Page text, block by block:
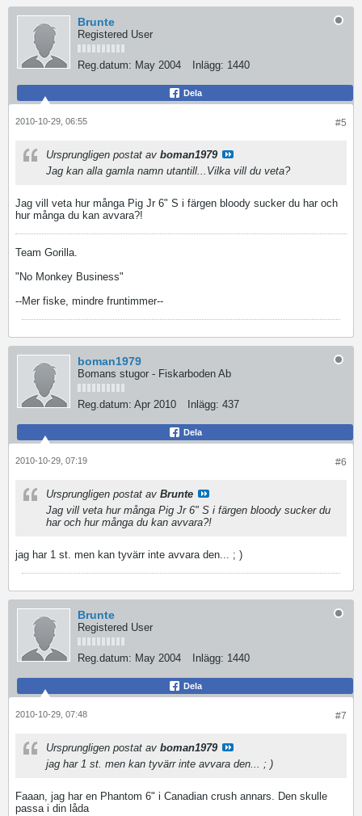
Brunte
Registered User
Reg.datum: May 2004 Inlägg: 1440
Dela
#5
2010-10-29, 06:55
Ursprungligen postat av boman1979
Jag kan alla gamla namn utantill...Vilka vill du veta?
Jag vill veta hur många Pig Jr 6" S i färgen bloody sucker du har och
hur många du kan avvara?!
Team Gorilla.
"No Monkey Business"
--Mer fiske, mindre fruntimmer--
boman1979
Bomans stugor - Fiskarboden Ab
Reg.datum: Apr 2010 Inlägg: 437
Dela
#6
2010-10-29, 07:19
Ursprungligen postat av Brunte
Jag vill veta hur många Pig Jr 6" S i färgen bloody sucker du
har och hur många du kan avvara?!
jag har 1 st. men kan tyvärr inte avvara den... ; )
Brunte
Registered User
Reg.datum: May 2004 Inlägg: 1440
Dela
#7
2010-10-29, 07:48
Ursprungligen postat av boman1979
jag har 1 st. men kan tyvärr inte avvara den... ; )
Faaan, jag har en Phantom 6" i Canadian crush annars. Den skulle
passa i din låda